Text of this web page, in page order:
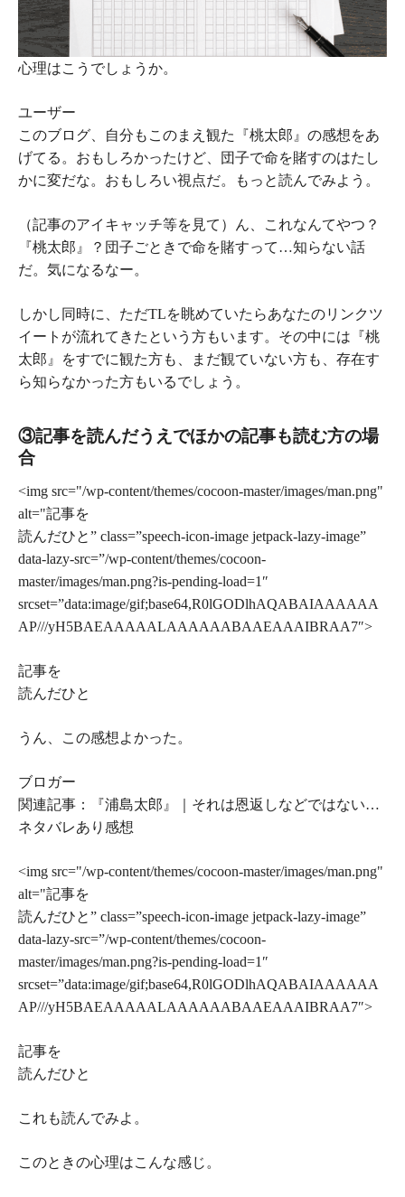
心理はこうでしょうか。
ユーザー
このブログ、自分も このまえ観た
『桃太郎』の感想をあ
げてる。おもしろかったけど、団子で命を賭すのはたし
かに変だな。おもしろい視点だ。もっと読んでみよう。
（記事のアイキャッチ等を見て）ん、これなんてやつ？
『桃太郎』？団子ごときで命を賭すって…知らない話
だ。気になるなー。
しかし同時に、ただTLを眺めていたらあなたのリンクツ
イートが流れてきたという方もいます。その中には『桃
太郎』をすでに観た方も、まだ観ていない方も、存在す
ら知らなかった方もいるでしょう。
③記事を読んだうえでほかの記事も読む方の場
合
<img src="/wp-content/themes/cocoon-master/images/man.png"
alt="記事を
読んだひと” class=”speech-icon-image jetpack-lazy-image”
data-lazy-src=”/wp-content/themes/cocoon-
master/images/man.png?is-pending-load=1″
srcset=”data:image/gif;base64,R0lGODlhAQABAIAAAAAA
AP///yH5BAEAAAAALAAAAAABAAEAAAIBRAA7″>
記事を
読んだひと
うん、この感想よかった。
ブロガー
関連記事：『浦島太郎』｜それは恩返しなどではない…
ネタバレあり感想
<img src="/wp-content/themes/cocoon-master/images/man.png"
alt="記事を
読んだひと” class=”speech-icon-image jetpack-lazy-image”
data-lazy-src=”/wp-content/themes/cocoon-
master/images/man.png?is-pending-load=1″
srcset=”data:image/gif;base64,R0lGODlhAQABAIAAAAAA
AP///yH5BAEAAAAALAAAAAABAAEAAAIBRAA7″>
記事を
読んだひと
これも読んでみよ。
このときの心理はこんな感じ。